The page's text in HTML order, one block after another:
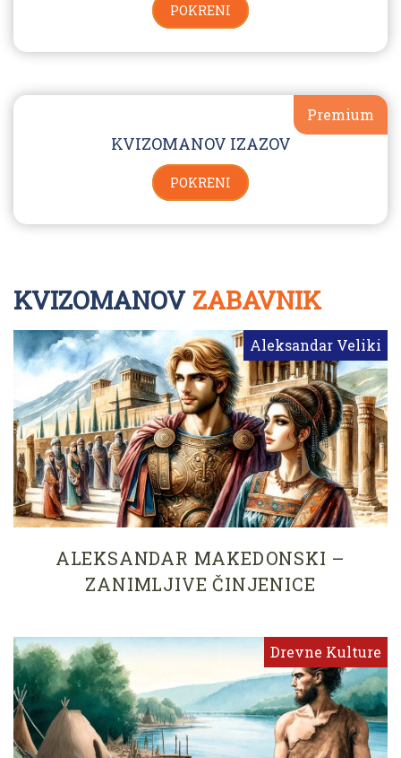
POKRENI
Premium
KVIZOMANOV IZAZOV
POKRENI
KVIZOMANOV ZABAVNIK
Aleksandar Veliki
ALEKSANDAR MAKEDONSKI –
ZANIMLJIVE ČINJENICE
Drevne Kulture